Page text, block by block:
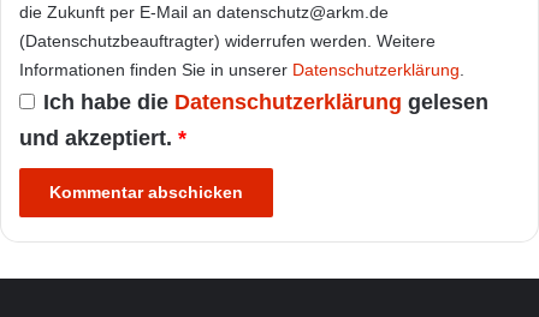
die Zukunft per E-Mail an datenschutz@arkm.de
(Datenschutzbeauftragter) widerrufen werden. Weitere
Informationen finden Sie in unserer Datenschutzerklärung
Ich habe die Datenschutzerklärung gelesen
und akzeptiert. *